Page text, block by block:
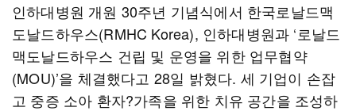
인하대병원 개원 30주년 기념식에서 한국로날드맥
도날드하우스(RMHC Korea), 인하대병원과 ‘로날드
맥도날드하우스 건립 및 운영을 위한 업무협약
(MOU)’을 체결했다고 28일 밝혔다. 세 기업이 손잡
고 중증 소아 환자?가족을 위한 치유 공간을 조성하